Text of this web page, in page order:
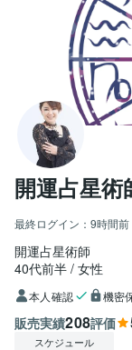
開運占星
最終ログイン： 9時間前
開運占星術師
40代前半 女性
本人確認 機密
販売実績208評価
スケジュール